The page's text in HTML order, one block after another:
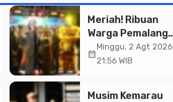
Meriah! Ribuan
Warga Pemalang
Padati Kirab
Festival Kamir
calendar_month
Minggu, 2 Agt 2026 |
21:56 WIB
Musim Kemarau